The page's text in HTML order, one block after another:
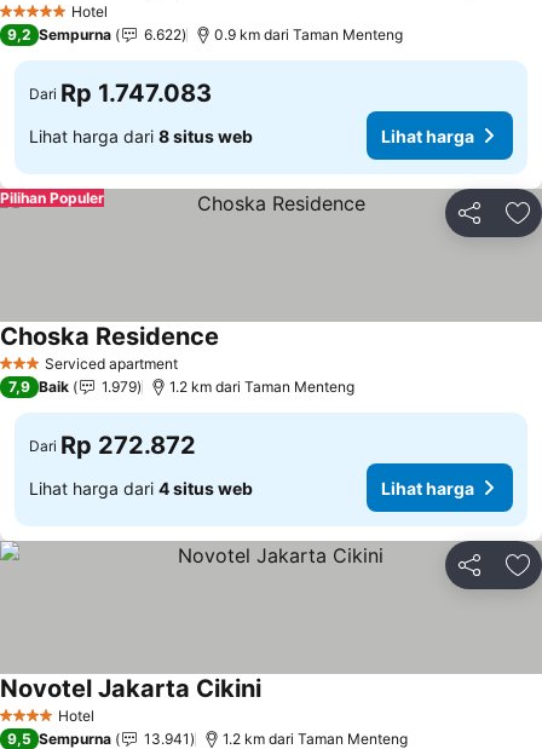
5 Bintang Hotel
Lihat harga
9,2 Sempurna 6.622 0.9 km dari Taman Menteng
Dari Rp 1.747.083
Lihat harga dari 8 situs web Lihat harga
Bagikan
Pilihan Populer
3 BintangServiced apartment
Choska Residence
7,9 Baik 1.979 1.2 km dari Taman Menteng
Dari Rp 272.872
Lihat harga dari 4 situs web Lihat harga
Bagikan
4 BintangHotel
Novotel Jakarta CikiniLihat harga
9,5 Sempurna 13.941 1.2 km dari Taman Menteng